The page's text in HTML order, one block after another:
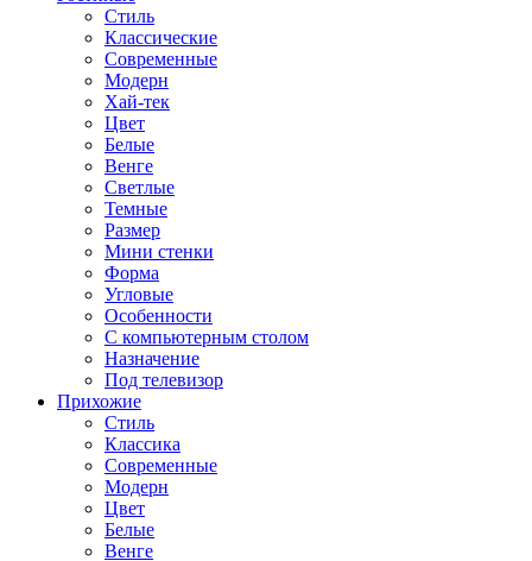
Стиль
Классические
Современные
Модерн
Хай-тек
Цвет
Белые
Венге
Светлые
Темные
Размер
Мини стенки
Форма
Угловые
Особенности
С компьютерным столом
Назначение
Под телевизор
Прихожие
Стиль
Классика
Современные
Модерн
Цвет
Белые
Венге